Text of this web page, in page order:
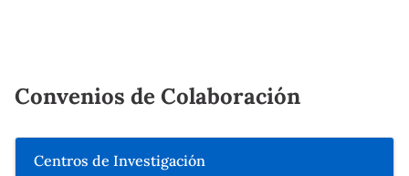
Convenios de Colaboración
Centros de Investigación